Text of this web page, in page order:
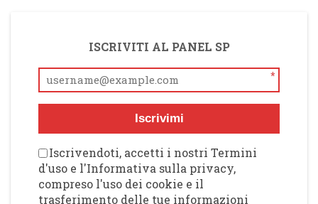
ISCRIVITI AL PANEL SP
*
Iscrivimi
Iscrivendoti, accetti i nostri Termini
d'uso e l'Informativa sulla privacy,
compreso l'uso dei cookie e il
trasferimento delle tue informazioni